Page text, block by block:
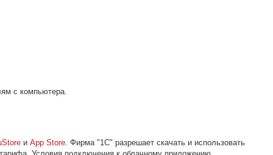
с компьютера.
и App Store . Фирма "1С" разрешает скачать и использовать
Условия подключения к облачному приложению